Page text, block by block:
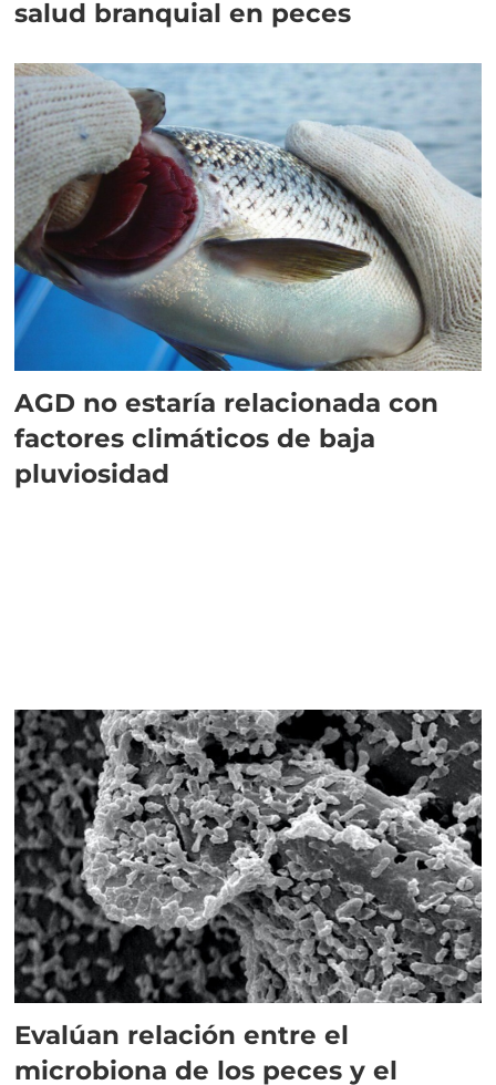
salud branquial en peces
AGD no estaría relacionada con
factores climáticos de baja
pluviosidad
Evalúan relación entre el
microbiona de los peces y el